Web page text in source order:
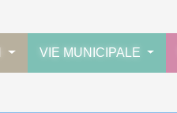
VIE MUNICIPALE